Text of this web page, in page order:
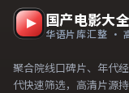
国产电影大全
华语片库汇整 ·
聚合院线口碑片、年代
代快速筛选，高清片源